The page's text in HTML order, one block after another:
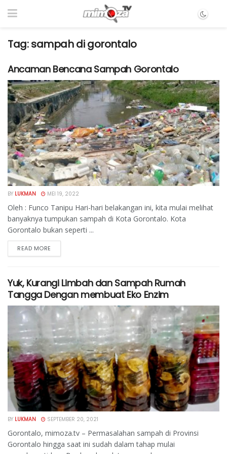
Tag:sampah di gorontalo
Ancaman Bencana Sampah Gorontalo
BY LUKMAN MEI 19, 2022
Oleh : Funco Tanipu Hari-hari belakangan ini, kita mulai melihat
banyaknya tumpukan sampah di Kota Gorontalo. Kota
Gorontalo bukan seperti ...
READ MORE
Yuk, Kurangi Limbah dan Sampah Rumah
Tangga Dengan membuat Eko Enzim
BY LUKMAN SEPTEMBER 20, 2021
Gorontalo, mimoza.tv – Permasalahan sampah di Provinsi
Gorontalo hingga saat ini sudah dalam tahap mulai